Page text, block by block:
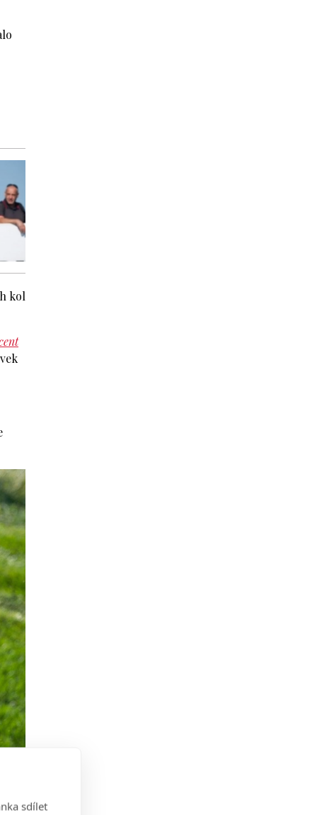
sdílet
kol